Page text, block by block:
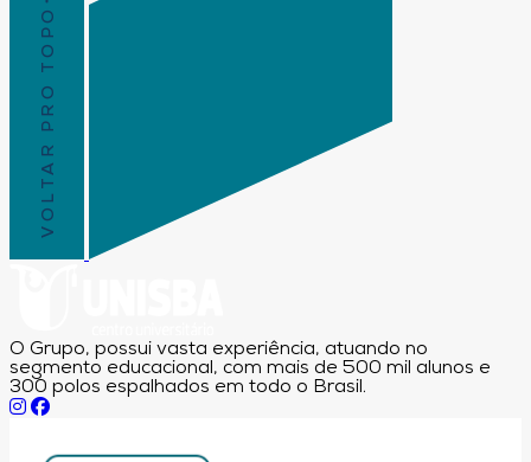
VOLTAR PRO TOPO
O Grupo, possui vasta experiência, atuando no
segmento educacional, com mais de 500 mil alunos e
300 polos espalhados em todo o Brasil.